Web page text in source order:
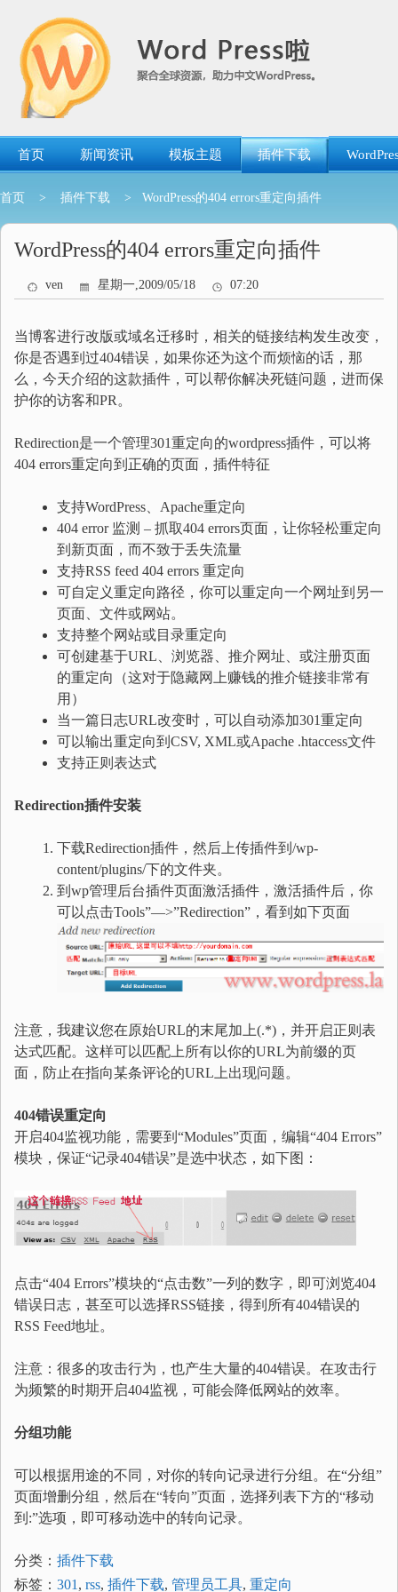
首页 新闻资讯 模板主题 插件下载
首页 > 插件下载 > WordPress的404 errors重定向插件
WordPress的404 errors重定向插件
ven 星期一,2009/05/18 07:20
当博客进行改版或域名迁移时，相关的链接结构发生改变，
你是否遇到过404错误，如果你还为这个而烦恼的话，那
么，今天介绍的这款插件，可以帮你解决死链问题，进而保
护你的访客和PR。
Redirection是一个管理301重定向的wordpress插件，可以将
404 errors重定向到正确的页面，插件特征
支持WordPress、Apache重定向
404 error 监测 – 抓取404 errors页面，让你轻松重定向
到新页面，而不致于丢失流量
支持RSS feed 404 errors 重定向
可自定义重定向路径，你可以重定向一个网址到另一
页面、文件或网站。
支持整个网站或目录重定向
可创建基于URL、浏览器、推介网址、或注册页面
的重定向（这对于隐藏网上赚钱的推介链接非常有
用）
当一篇日志URL改变时，可以自动添加301重定向
可以输出重定向到CSV, XML或Apache .htaccess文件
支持正则表达式
Redirection插件安装
下载Redirection插件，然后上传插件到/wp-
content/plugins/下的文件夹。
到wp管理后台插件页面激活插件，激活插件后，你
可以点击Tools”—>”Redirection”，看到如下页面
注意，我建议您在原始URL的末尾加上(.*)，并开启正则表
达式匹配。这样可以匹配上所有以你的URL为前缀的页
面，防止在指向某条评论的URL上出现问题。
404错误重定向
开启404监视功能，需要到“Modules”页面，编辑“404 Errors”
模块，保证“记录404错误”是选中状态，如下图：
点击“404 Errors”模块的“点击数”一列的数字，即可浏览404
错误日志，甚至可以选择RSS链接，得到所有404错误的
RSS Feed地址。
注意：很多的攻击行为，也产生大量的404错误。在攻击行
为频繁的时期开启404监视，可能会降低网站的效率。
分组功能
可以根据用途的不同，对你的转向记录进行分组。在“分组”
页面增删分组，然后在“转向”页面，选择列表下方的“移动
到:”选项，即可移动选中的转向记录。
分类： 插件下载
标签： 301 , rss, 插件下载, 管理员工具, 重定向